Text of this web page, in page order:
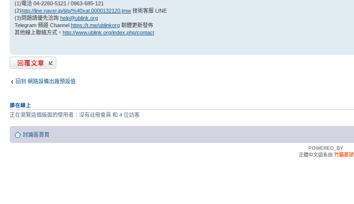
(1)電洽 04-2260-5121 / 0963-685-121
(2)http://line.naver.jp/ti/p/%40xat.0000132120.jmw 技術客服 LINE
(3)問題請優先洽詢 help@ublink.org
Telegram 頻道 Channel https://t.me/ublinkorg 韌體更新發佈
其他線上聯絡方式， http://www.ublink.org/index.php/contact
發表回覆
回到 網路設備出廠預設值
誰在線上
正在瀏覽這個版面的使用者：沒有註冊會員 和 4 位訪客
討論區首頁
POWERED_BY
正體中文語系由 竹貓星球